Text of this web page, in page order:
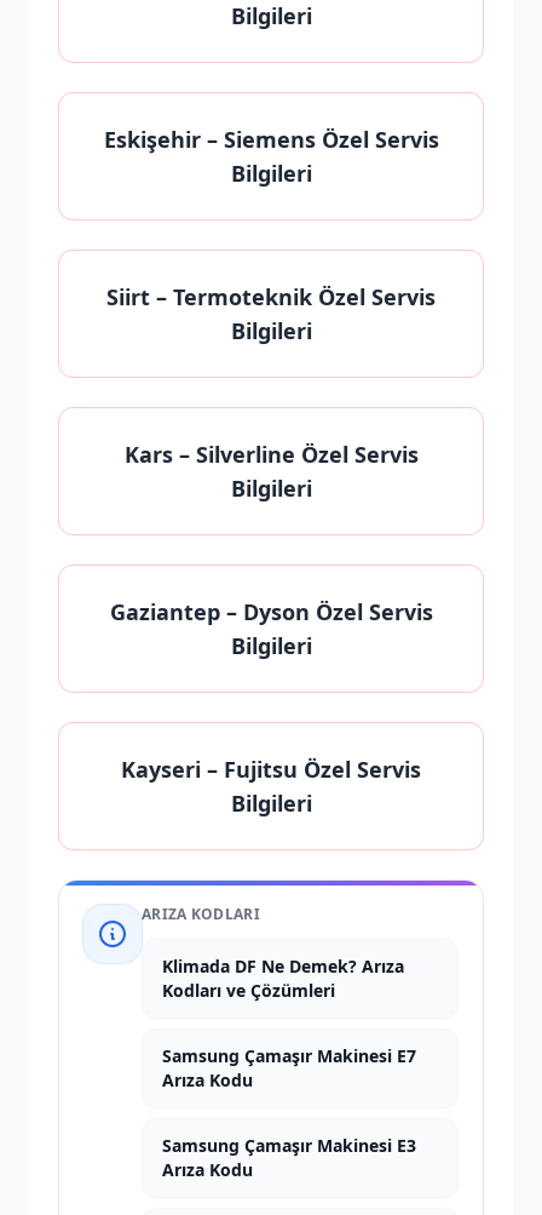
Bilgileri
Eskişehir– Siemens Özel Servis
Bilgileri
Siirt – Termoteknik Özel Servis
Bilgileri
Kars– Silverline Özel Servis
Bilgileri
Gaziantep– Dyson Özel Servis
Bilgileri
Kayseri – Fujitsu Özel Servis
Bilgileri
ARIZA KODLARI
Klimada DF Ne Demek? Arıza
Kodları ve Çözümleri
Samsung Çamaşır Makinesi E7
Arıza Kodu
Samsung Çamaşır Makinesi E3
Arıza Kodu